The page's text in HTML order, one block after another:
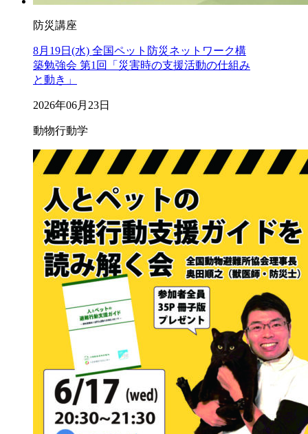
防災講座
8月19日(水) 全国ペット防災ネットワーク構
築勉強会 第1回「災害時の支援活動の仕組み
と動き」
2026年06月23日
動物行動学